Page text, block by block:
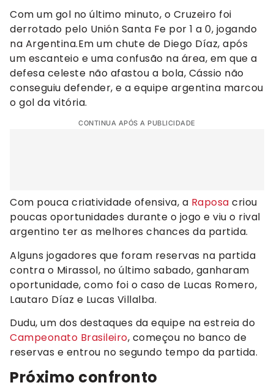
Com um gol no último minuto, o Cruzeiro foi
derrotado pelo Unión Santa Fe por 1 a 0, jogando
na Argentina.Em um chute de Diego Díaz, após
um escanteio e uma confusão na área, em que a
defesa celeste não afastou a bola, Cássio não
conseguiu defender, e a equipe argentina marcou
o gol da vitória.
CONTINUA APÓS A PUBLICIDADE
Com pouca criatividade ofensiva, a Raposa criou
poucas oportunidades durante o jogo e viu o rival
argentino ter as melhores chances da partida.
Alguns jogadores que foram reservas na partida
contra o Mirassol, no último sabado, ganharam
oportunidade, como foi o caso de Lucas Romero,
Lautaro Díaz e Lucas Villalba.
Dudu, um dos destaques da equipe na estreia do
Campeonato Brasileiro, começou no banco de
reservas e entrou no segundo tempo da partida.
Próximo confronto